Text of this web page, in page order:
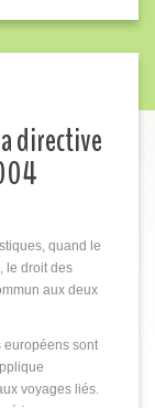
directive
quand le
le droit des
aux deux
européens sont
voyages liés.